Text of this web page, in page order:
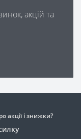
акцій та
акції і знижки?